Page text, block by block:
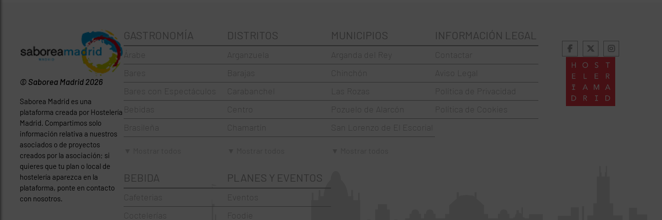
© Saborea Madrid 2026
Saborea Madrid es una
plataforma creada por Hostelería
Madrid. Compartimos solo
información relativa a nuestros
asociados o de proyectos
creados por la asociación; si
quieres que tu plan o local de
hostelería aparezca en la
plataforma, ponte en contacto
con nosotros.
GASTRONOMÍA
Árabe
Bares
Bares con Espectáculos
Bebidas
Brasileña
Cervecerías
Chinos
BEBIDA
Cafeterias
Coctelerías
DISTRITOS
Arganzuela
Barajas
Carabanchel
Centro
Chamartín
Fuencarral-El Pardo
Hortaleza
PLANES Y EVENTOS
Eventos
Foodie
MUNICIPIOS
Arganda del Rey
Chinchón
Las Rozas
Pozuelo de Alarcón
San Lorenzo de El Escorial
INFORMACIÓN LEGAL
Contactar
Aviso Legal
Política de Privacidad
Política de Cookies